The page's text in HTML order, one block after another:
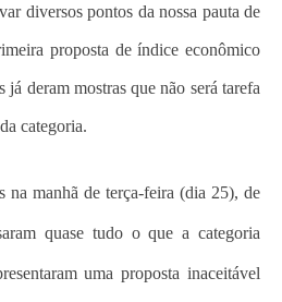
diversos pontos da nossa pauta de
proposta de índice econômico
já deram mostras que não será tarefa
categoria.
na manhã de terça-feira (dia 25), de
quase tudo o que a categoria
uma proposta inaceitável